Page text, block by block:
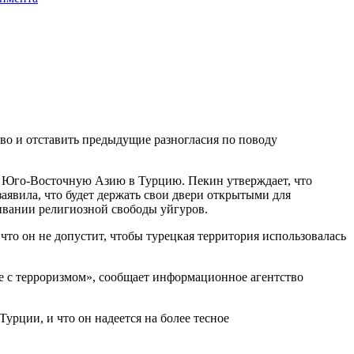
и отставить предыдущие разногласия по поводу
Юго-Восточную Азию в Турцию. Пекин утверждает, что
что будет держать свои двери открытыми для
религиозной свободы уйгуров.
он не допустит, чтобы турецкая территория использовалась
с терроризмом», сообщает информационное агентство
и что он надеется на более тесное